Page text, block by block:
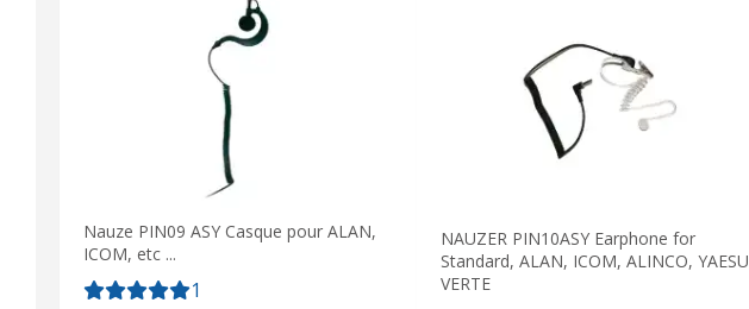
Nauze PIN09 ASY Casque pour ALAN,
ICOM, etc ...
1
NAUZER PIN10ASY Earphone for
Standard, ALAN, ICOM, ALINCO, YAESU
VERTE